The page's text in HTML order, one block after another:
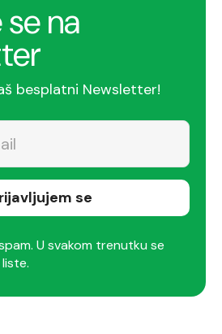
na
besplatni Newsletter!
se
U svakom trenutku se